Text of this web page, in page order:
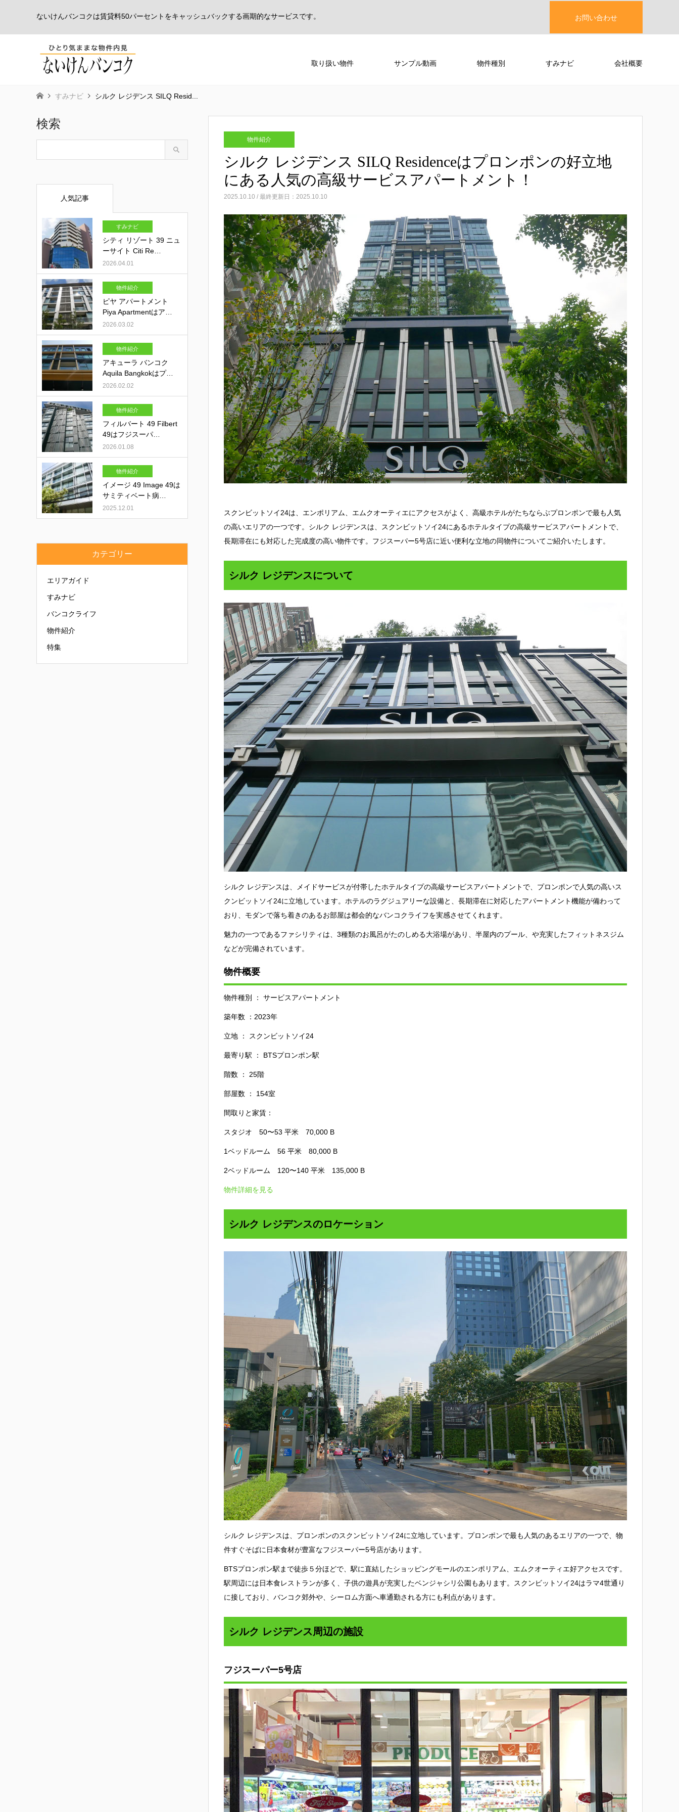
ないけんバンコクは賃貸料50パーセントをキャッシュバックする画期的なサービスです。 お問い合わせ
取り扱い物件 サンプル動画 物件種別 すみナビ 会社概要
すみナビ シルク レジデンス SILQ Resid...
物件紹介
シルク レジデンス SILQ Residenceはプロンポンの好立地
にある人気の高級サービスアパートメント！
2025.10.10 / 最終更新日：2025.10.10
スクンビットソイ24は、エンポリアム、エムクオーティエにアクセスがよく、高級ホテルがたちならぶプロンポンで最も人気
の高いエリアの一つです。シルク レジデンスは、スクンビットソイ24にあるホテルタイプの高級サービスアパートメントで、
長期滞在にも対応した完成度の高い物件です。フジスーパー5号店に近い便利な立地の同物件についてご紹介いたします。
シルク レジデンスについて
シルク レジデンスは、メイドサービスが付帯したホテルタイプの高級サービスアパートメントで、プロンポンで人気の高いス
クンビットソイ24に立地しています。ホテルのラグジュアリーな設備と、長期滞在に対応したアパートメント機能が備わって
おり、モダンで落ち着きのあるお部屋は都会的なバンコクライフを実感させてくれます。
魅力の一つであるファシリティは、3種類のお風呂がたのしめる大浴場があり、半屋内のプール、や充実したフィットネスジム
などが完備されています。
物件概要
物件種別 ： サービスアパートメント
築年数 ：2023年
立地 ： スクンビットソイ24
最寄り駅 ： BTSプロンポン駅
階数 ： 25階
部屋数 ： 154室
間取りと家賃：
スタジオ 50〜53 平米 70,000 B
1ベッドルーム 56 平米 80,000 B
2ベッドルーム 120〜140 平米 135,000 B
物件詳細を見る
シルク レジデンスのロケーション
シルク レジデンスは、プロンポンのスクンビットソイ24に立地しています。プロンポンで最も人気のあるエリアの一つで、物
件すぐそばに日本食材が豊富なフジスーパー5号店があります。
BTSプロンポン駅まで徒歩５分ほどで、駅に直結したショッピングモールのエンポリアム、エムクオーティエ好アクセスです。
駅周辺には日本食レストランが多く、子供の遊具が充実したベンジャシリ公園もあります。スクンビットソイ24はラマ4世通り
に接しており、バンコク郊外や、シーロム方面へ車通勤される方にも利点があります。
シルク レジデンス周辺の施設
フジスーパー5号店
検索
人気記事
すみナビ
シティ リゾート 39 ニュ
ーサイト Citi Re…
2026.04.01
物件紹介
ピヤ アパートメント
Piya Apartmentはア…
2026.03.02
物件紹介
アキューラ バンコク
Aquila Bangkokはプ…
2026.02.02
物件紹介
フィルバート 49 Filbert
49はフジスーパ…
2026.01.08
物件紹介
イメージ 49 Image 49は
サミティベート病…
2025.12.01
カテゴリー
エリアガイド
すみナビ
バンコクライフ
物件紹介
特集